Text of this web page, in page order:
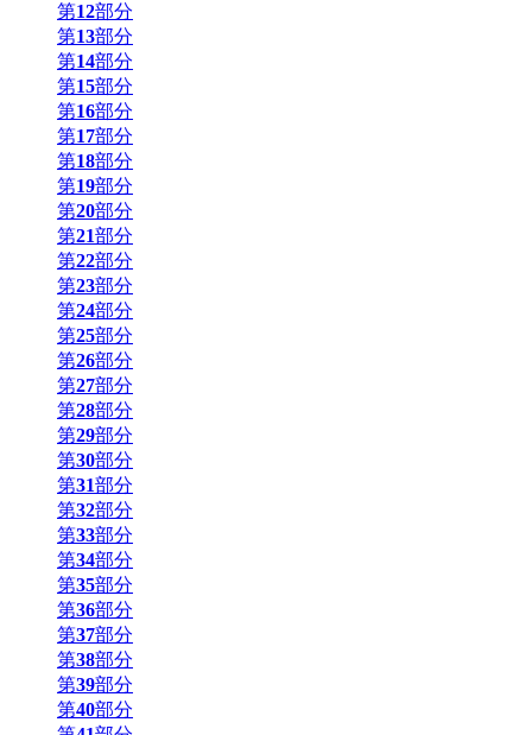
第12部分
第13部分
第14部分
第15部分
第16部分
第17部分
第18部分
第19部分
第20部分
第21部分
第22部分
第23部分
第24部分
第25部分
第26部分
第27部分
第28部分
第29部分
第30部分
第31部分
第32部分
第33部分
第34部分
第35部分
第36部分
第37部分
第38部分
第39部分
第40部分